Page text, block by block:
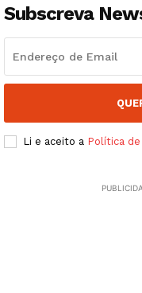
Subscreva
Li e aceito a Política